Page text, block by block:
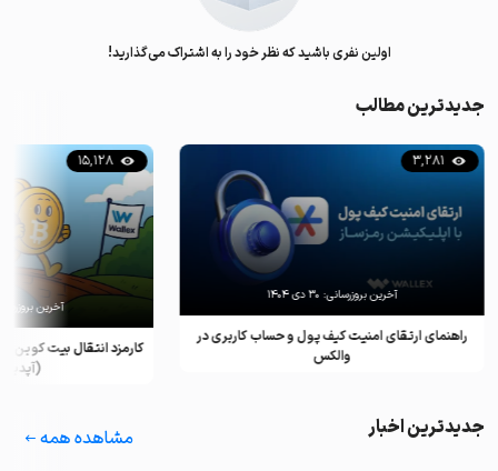
اولین نفری باشید که نظر خود را به اشتراک می‌گذارید!
جدیدترین مطالب
راهنمای ارتقای امنیت کیف پول و حساب کاربری در
والکس
3,281
آخرین بروزرسانی: ۳۰ دی ۱۴۰۴
کارمزد انتقال بیت کوین
(آپدیت
15,128
آخرین
جدیدترین اخبار مشاهده همه